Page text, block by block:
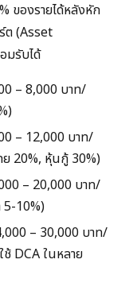
ของรายได้หลังหัก
ต (Asset
มรับได้
– 8,000 บาท/
– 12,000 บาท/
20%, หุ้นกู้ 30%)
– 20,000 บาท/
10%)
– 30,000 บาท/
DCA ในหลาย